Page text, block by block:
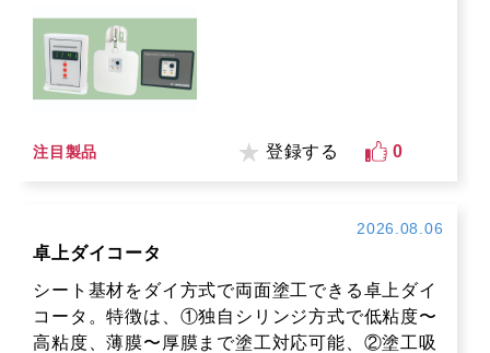
注目製品 登録する 0
2026.08.06
卓上ダイコータ
シート基材をダイ方式で両面塗工できる卓上ダイ
コータ。特徴は、①独自シリンジ方式で低粘度〜
高粘度、薄膜〜厚膜まで塗工対応可能、②塗工吸